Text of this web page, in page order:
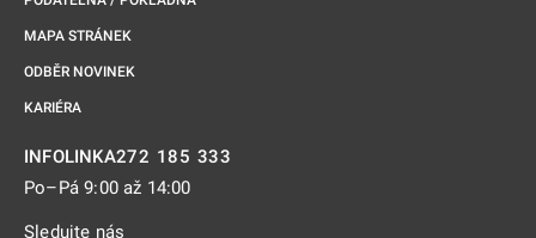
MAPA STRÁNEK
ODBĚR NOVINEK
KARIÉRA
INFOLINKA272 185 333
Po–Pá 9:00 až 14:00
Sledujte nás